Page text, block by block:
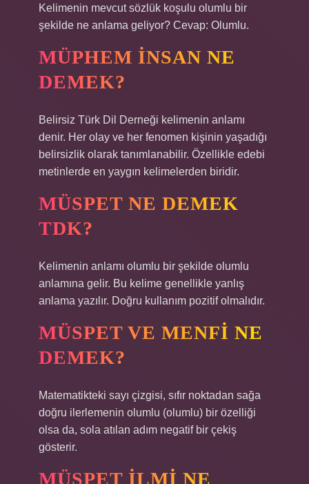
Kelimenin mevcut sözlük koşulu olumlu bir
şekilde ne anlama geliyor? Cevap: Olumlu.
MÜPHEM INSAN NE
DEMEK?
Belirsiz Türk Dil Derneği kelimenin anlamı
denir. Her olay ve her fenomen kişinin yaşadığı
belirsizlik olarak tanımlanabilir. Özellikle edebi
metinlerde en yaygın kelimelerden biridir.
MÜSPET NE DEMEK
TDK?
Kelimenin anlamı olumlu bir şekilde olumlu
anlamına gelir. Bu kelime genellikle yanlış
anlama yazılır. Doğru kullanım pozitif olmalıdır.
MÜSPET VE MENFI NE
DEMEK?
Matematikteki sayı çizgisi, sıfır noktadan sağa
doğru ilerlemenin olumlu (olumlu) bir özelliği
olsa da, sola atılan adım negatif bir çekiş
gösterir.
MÜSPET ILMI NE